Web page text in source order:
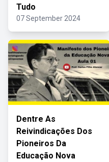
Tudo
07 September 2024
Dentre As
Reivindicações Dos
Pioneiros Da
Educação Nova